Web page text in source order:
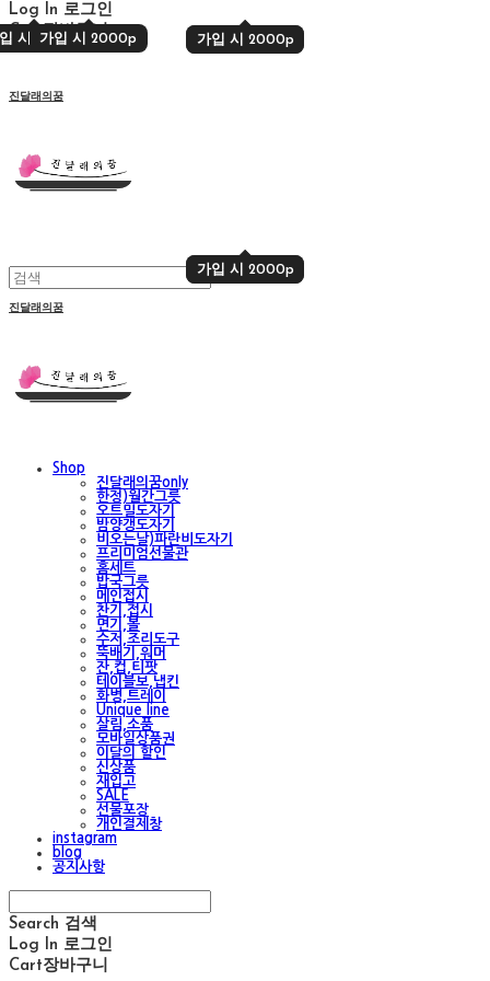
Log In
시 2000p
로그인
가입 시 2000p 가입 시 2000p
가입 시 2000p
Cart장바구니
진달래의꿈
가입 시 2000p
가입 시 2000p
진달래의꿈
Shop
진달래의꿈only
한정)월간그릇
오트밀도자기
밤양갱도자기
비오는날)파란비도자기
프리미엄선물관
홈세트
밥국그릇
메인접시
찬기,접시
면기,볼
수저,조리도구
뚝배기,워머
잔,컵,티팟
테이블보,냅킨
화병,트레이
Unique line
살림,소품
모바일상품권
이달의 할인
신상품
재입고
SALE
선물포장
개인결제창
instagram
blog
공지사항
Search 검색
Log In 로그인
Cart장바구니